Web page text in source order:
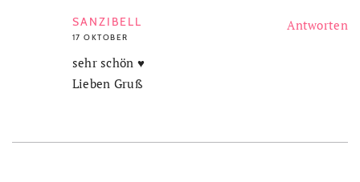
SANZIBELL
17 OKTOBER
sehr schön ♥
Lieben Gruß
Antworten